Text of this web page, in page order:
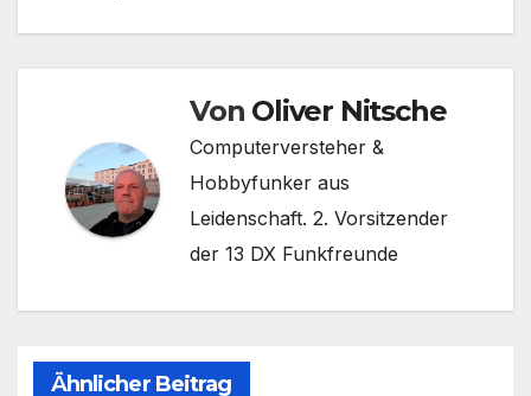
Von Oliver Nitsche
Computerversteher &
Hobbyfunker aus
Leidenschaft. 2. Vorsitzender
der 13 DX Funkfreunde
Ähnlicher Beitrag